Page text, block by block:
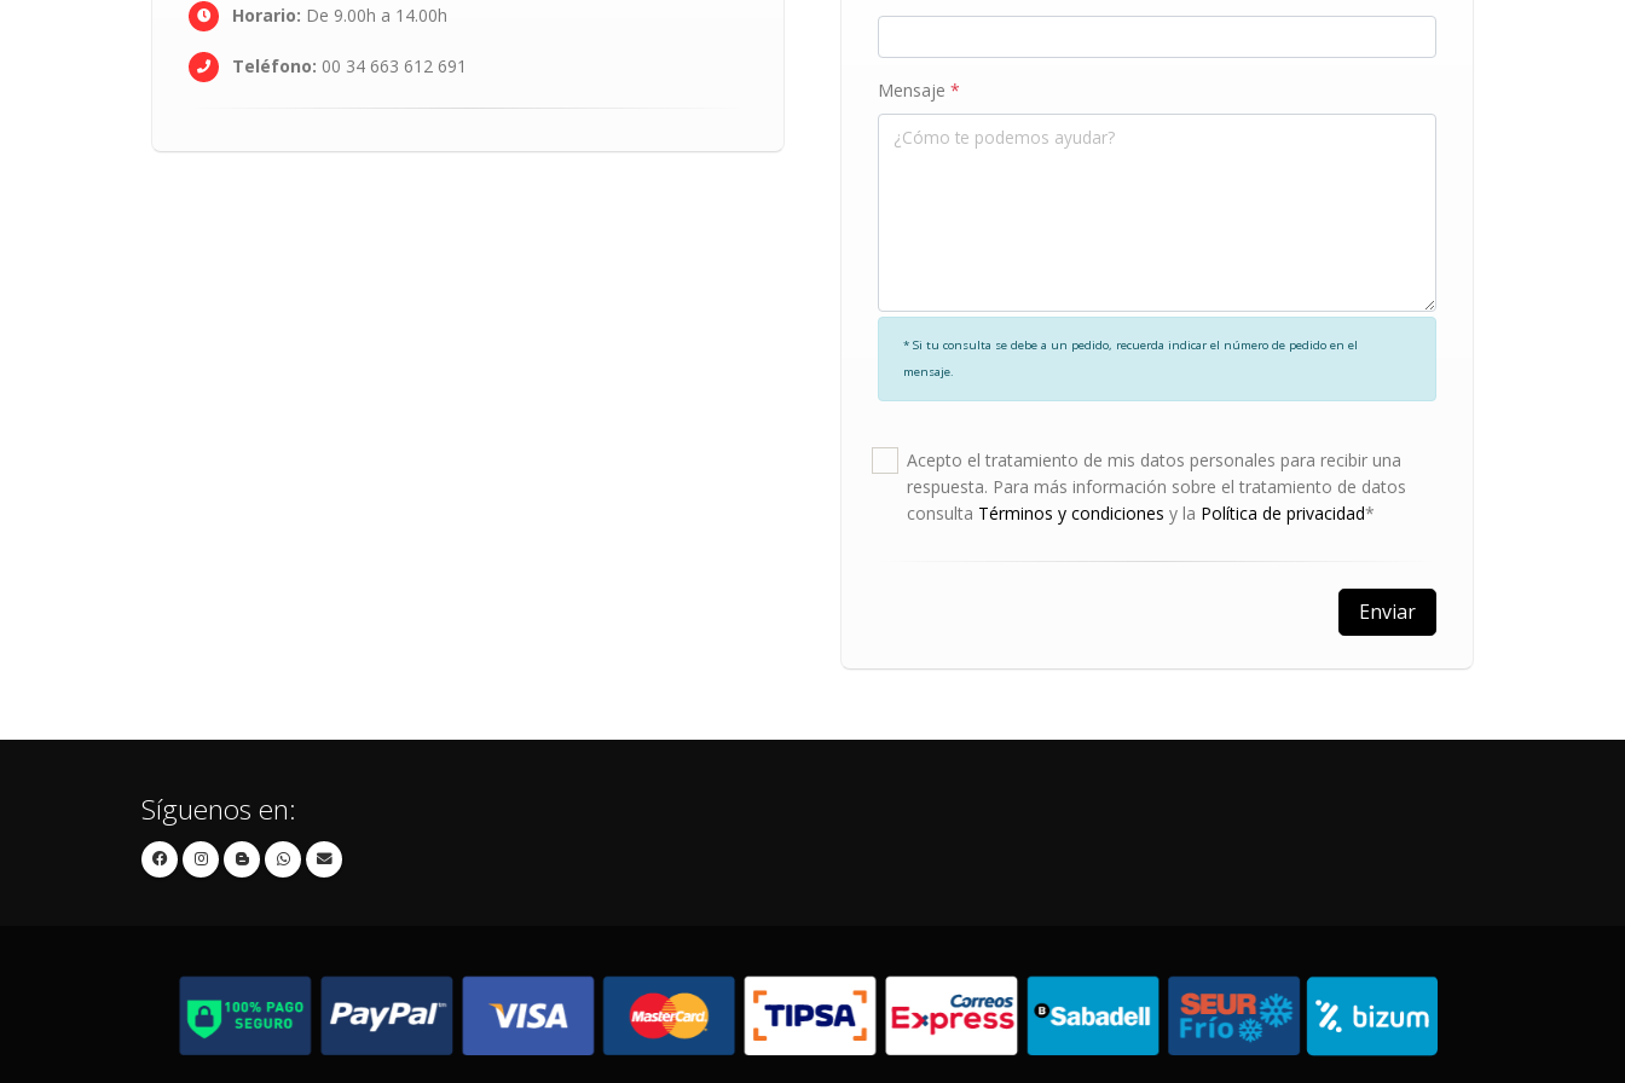
Horario: De 9.00h a 14.00h
Teléfono: 00 34 663 612 691
Mensaje *
* Si tu consulta se debe a un pedido, recuerda indicar el número de pedido en el
mensaje.
Acepto el tratamiento de mis datos personales para recibir una
respuesta. Para más información sobre el tratamiento de datos
consulta Términos y condiciones y la Política de privacidad*
Síguenos en: